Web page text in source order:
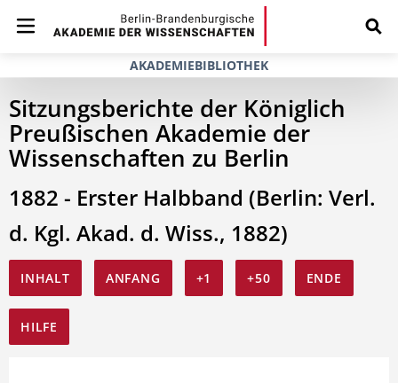
AKADEMIEBIBLIOTHEK
Sitzungsberichte der Königlich
Preußischen Akademie der
Wissenschaften zu Berlin
1882 - Erster Halbband (Berlin: Verl.
d. Kgl. Akad. d. Wiss., 1882)
INHALT ANFANG +1 +50 ENDE
HILFE